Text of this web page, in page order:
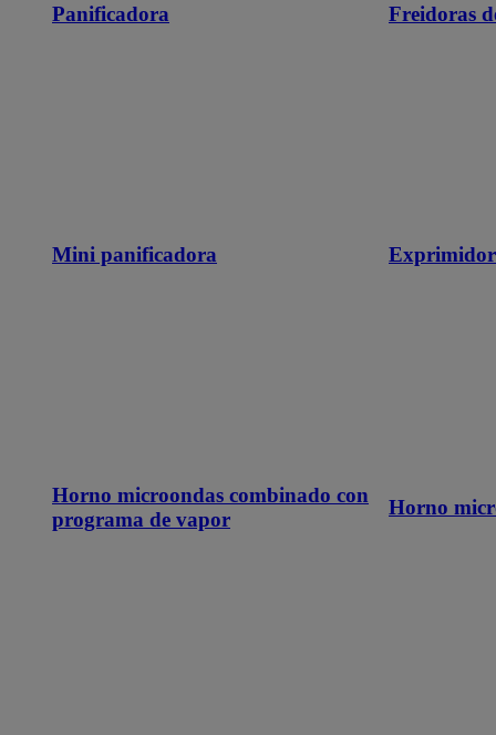
Panificadora Freidoras
Mini panificadora
Horno microondas combinado con
programa de vapor
Horno